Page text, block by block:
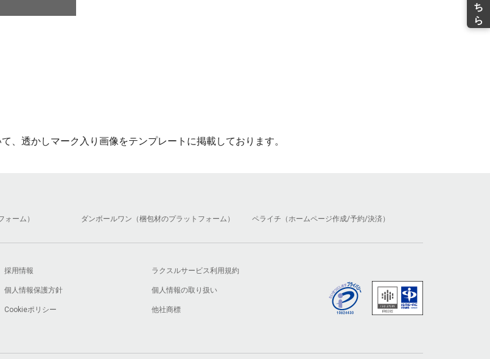
、透かしマーク入り画像をテンプレートに掲載しております。
ーム） ダンボールワン（梱包材のプラットフォーム） ペライチ（ホームページ作成/予約/決済）
採用情報 ラクスルサービス利用規約
個人情報保護方針 個人情報の取り扱い
Cookieポリシー 他社商標